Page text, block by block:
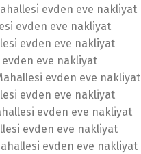
evden eve nakliyat
evden eve nakliyat
evden eve nakliyat
evden eve nakliyat
evden eve nakliyat
evden eve nakliyat
evden eve nakliyat
evden eve nakliyat
evden eve nakliyat